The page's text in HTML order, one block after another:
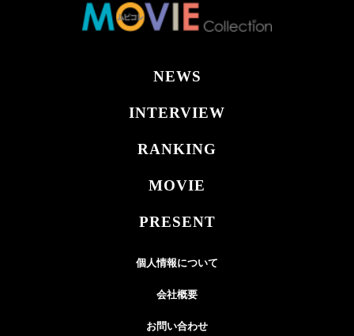
NEWS
INTERVIEW
RANKING
MOVIE
PRESENT
個人情報について
会社概要
お問い合わせ